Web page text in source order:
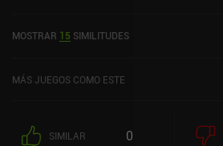
en la App Store de iOS.
MOSTRAR 15 SIMILITUDES
MÁS JUEGOS COMO ESTE
SIMILAR 0